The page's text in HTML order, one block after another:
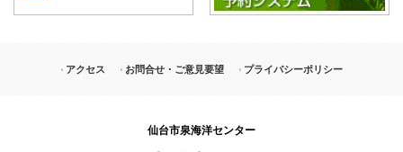
アクセス お問合せ・ご意見要望 プライバシーポリシー
仙台市泉海洋センター